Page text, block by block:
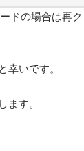
ドの場合は再
幸いです。
ます。